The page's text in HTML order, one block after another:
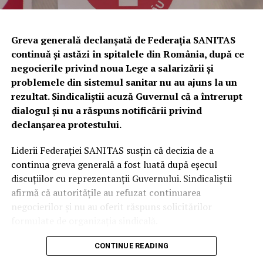
Urmează verificări privind utilizarea
câinilor pentru identificarea
trufelor
Polițiștii au anunțat că, în perioada următoare,
specialiștii din cadrul Biroului pentru Protecția
Animalelor vor efectua controale privind respectarea
legislației referitoare la deținerea și utilizarea câinilor de
urmă folosiți la identificarea trufelor.
În cazul în care vor fi descoperite abateri, vor fi dispuse
măsurile legale prevăzute de legislația în vigoare.
Recomandările polițiștilor
Autoritățile reamintesc că:
Greva generală declanșată de Federația SANITAS
continuă și astăzi în spitalele din România, după ce
negocierile privind noua Lege a salarizării și
problemele din sistemul sanitar nu au ajuns la un
rezultat. Sindicaliștii acuză Guvernul că a întrerupt
dialogul și nu a răspuns notificării privind
declanșarea protestului.
Liderii Federației SANITAS susțin că decizia de a
continua greva generală a fost luată după eșecul
discuțiilor cu reprezentanții Guvernului. Sindicaliștii
afirmă că autoritățile au refuzat continuarea
negocierilor și nu au oferit răspuns solicitărilor
Serviciile medicale esențiale sunt
CONTINUE READING